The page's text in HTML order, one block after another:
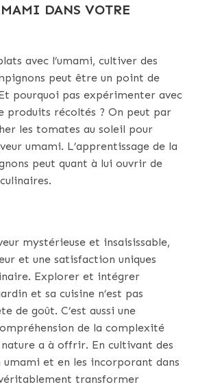
DANS VOTRE
avec l’umami, cultiver des
peut être un point de
pourquoi pas expérimenter avec
produits récoltés ? On peut par
les tomates au soleil pour
umami. L’apprentissage de la
peut quant à lui ouvrir de
mystérieuse et insaisissable,
et une satisfaction uniques
Explorer et intégrer
et sa cuisine n’est pas
de goût. C’est aussi une
de la complexité
nature a à offrir. En cultivant des
umami et en les incorporant dans
transformer